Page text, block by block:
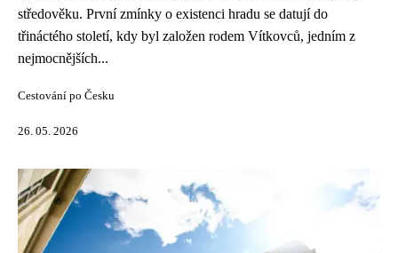
středověku. První zmínky o existenci hradu se datují do
třináctého století, kdy byl založen rodem Vítkovců, jedním z
nejmocnějších...
Cestování po Česku
26. 05. 2026